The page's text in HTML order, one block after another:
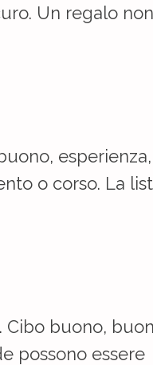
Un regalo non
esperienza,
o corso. La
Cibo buono,
possono essere